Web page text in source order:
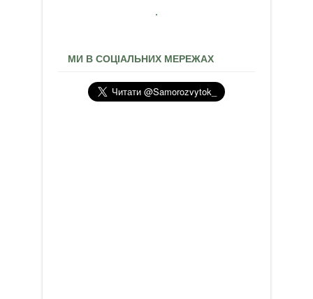
МИ В СОЦІАЛЬНИХ МЕРЕЖАХ